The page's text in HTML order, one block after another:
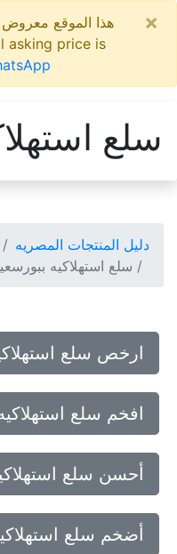
asking price is
سلع
دليل المنتجات المصريه
سلع استهلاكيه ببورسعيد
ارخص سلع
افخم سلع استهلاكيه
أحسن سلع
أضخم سلع